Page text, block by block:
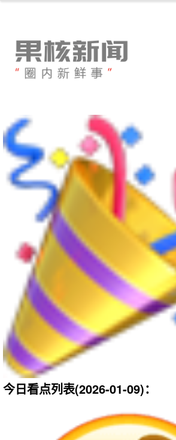
今日看点列表(2026-01-09)：